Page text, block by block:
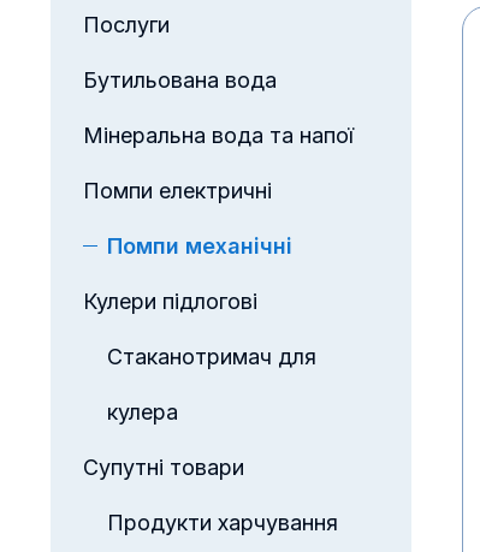
Послуги
Бутильована вода
Мінеральна вода та напої
Помпи електричні
Помпи механічні
Кулери підлогові
Стаканотримач для
кулера
Супутні товари
Продукти харчування